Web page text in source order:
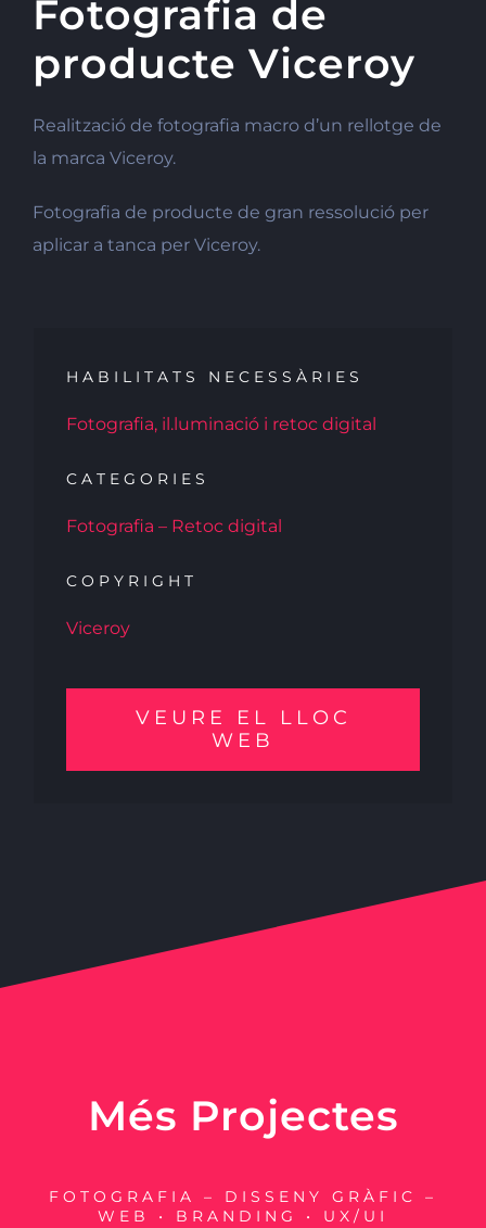
Fotografia de
producte Viceroy
Realització de fotografia macro d’un rellotge de
la marca Viceroy.
Fotografia de producte de gran ressolució per
aplicar a tanca per Viceroy.
HABILITATS NECESSÀRIES
Fotografia, il.luminació i retoc digital
CATEGORIES
Fotografia – Retoc digital
COPYRIGHT
Viceroy
VEURE EL LLOC
WEB
Més Projectes
FOTOGRAFIA – DISSENY GRÀFIC –
WEB • BRANDING • UX/UI